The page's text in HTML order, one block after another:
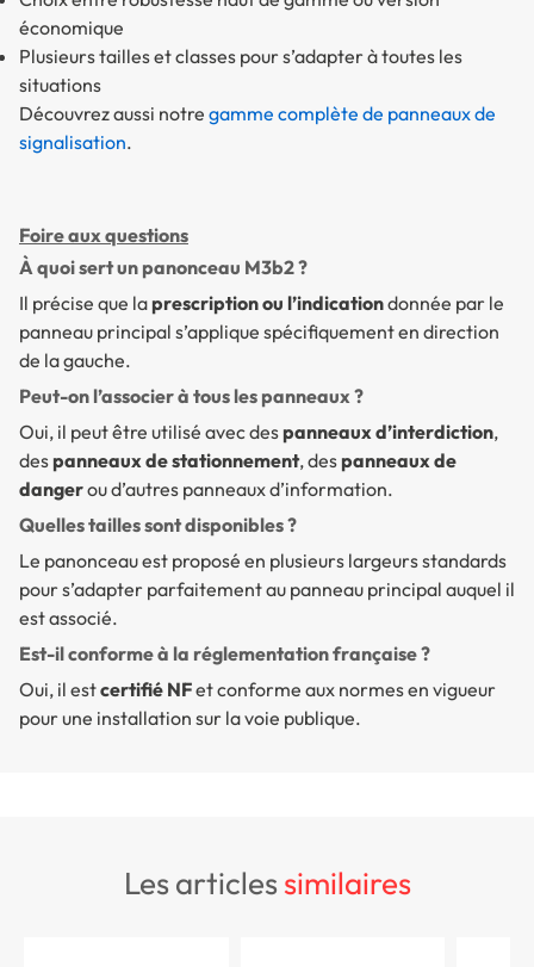
économique
Plusieurs tailles et classes pour s’adapter à toutes les
situations
Découvrez aussi notre gamme complète de panneaux de
signalisation.
Foire aux questions
À quoi sert un panonceau M3b2 ?
Il précise que laprescription ou l’indicationdonnée par le
panneau principal s’applique spécifiquement en direction
de la gauche.
Peut-on l’associer à tous les panneaux ?
Oui, il peut être utilisé avec despanneaux d’interdiction,
despanneaux de stationnement, despanneaux de
dangerou d’autres panneaux d’information.
Quelles tailles sont disponibles ?
Le panonceau est proposé en plusieurs largeurs standards
pour s’adapter parfaitement au panneau principal auquel il
est associé.
Est-il conforme à la réglementation française ?
Oui, il estcertifié NFet conforme aux normes en vigueur
pour une installation sur la voie publique.
les articlessimilaires